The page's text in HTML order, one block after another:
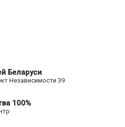
Беларуси
Независимости 39
100%